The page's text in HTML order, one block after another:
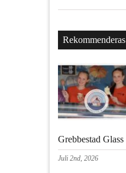
Rekommenderas
Grebbestad Glass
Juli 2nd, 2026